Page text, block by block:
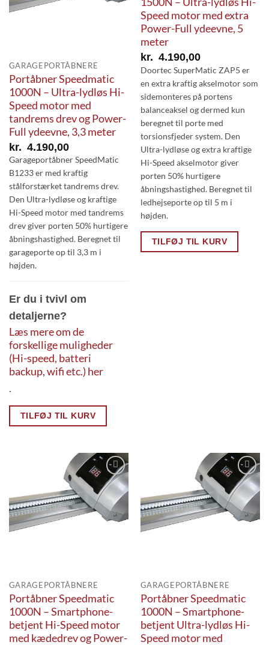
GARAGEPORTÅBNERE
Portåbner Speedmatic
1000N – Ultra-lydløs Hi-
Speed motor med
tandrems drev og Power-
Full ydeevne, 3,3 meter
kr. 4.190,00
Garageportåbner SpeedMatic
B1233 er med kraftig
stålforstærket tandrems drev.
Den Ultra-lydløse og kraftige
Hi-Speed motor med tandrems
drev giver porten 50% hurtigere
åbningshastighed. Beregnet til
garageporte op til 3,3 m i
højden.
Er du i tvivl om
detaljerne?
Læs mere om de
forskellige muligheder
(Hi-speed, batteri
backup, wifi etc.) her
.
TILFØJ TIL KURV
Speed motor med extra
Power-Full ydeevne, 5
meter
kr. 4.190,00
Doortec SuperMatic ZAP5 er
en extra kraftig akselmotor som
sidemonteres på portens
balanceaksel og dermed kun
beregnet til porte med
torsionsfjeder system. Den
Ultra-lydløse og extra kraftige
Hi-Speed akselmotor giver
porten 50% hurtigere
åbningshastighed. Beregnet til
ledhejseporte op til 5 m i
højden.
TILFØJ TIL KURV
Add to
Wishlist
GARAGEPORTÅBNERE
Portåbner Speedmatic
1000N – Smartphone-
betjent Hi-Speed motor
med kædedrev og Power-
Add to
Wishlist
GARAGEPORTÅBNERE
Portåbner Speedmatic
1000N – Smartphone-
betjent Ultra-lydløs Hi-
Speed motor med